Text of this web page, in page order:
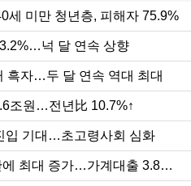
미만 청년층, 피해자 75.9%
넉 달 연속 상향
흑자…두 달 연속 역대 최대
조원…전년比 10.7%↑
입 기대…초고령사회 심화
대 증가…가계대출 3.8조원 늘어